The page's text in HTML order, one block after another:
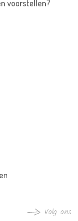
voorstellen?
Volg ons